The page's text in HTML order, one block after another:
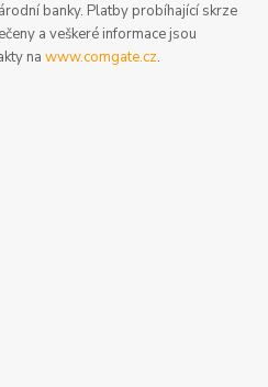
banky. Platby probíhající skrze
a veškeré informace jsou
nawww.comgate.cz.